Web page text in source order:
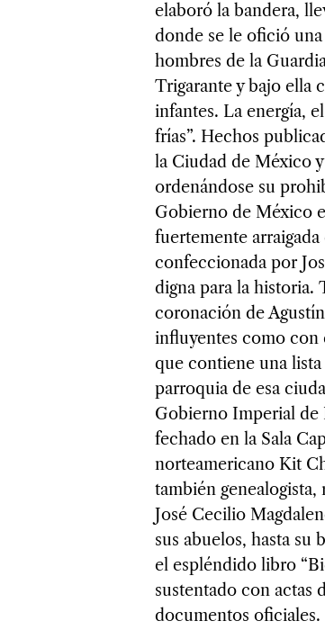
elaboró la bandera,
donde se le ofició
hombres de la
Trigarante y bajo ella
infantes. La energía,
frías”. Hechos
la Ciudad de México
ordenándose su
Gobierno de México
fuertemente
confeccionada por
digna para la historia.
coronación de
influyentes como con
que contiene una
parroquia de esa
Gobierno Imperial de
fechado en la Sala
norteamericano Kit
también
José Cecilio
sus abuelos, hasta
el espléndido libro
sustentado con actas
documentos oficiales.